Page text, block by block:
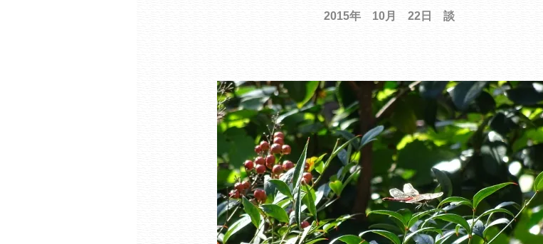
2015年 10月 22日 談